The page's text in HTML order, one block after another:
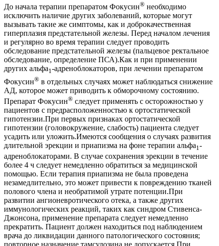
До начала терапии препаратом Фокусин® необходимо
исключить наличие других заболеваний, которые могут
вызывать такие же симптомы, как и доброкачественная
гиперплазия предстательной железы. Перед началом лечения
и регулярно во время терапии следует проводить
обследование предстательной железы (пальцевое ректальное
обследование, определение ПСА).Как и при применении
других альфа1-адреноблокаторов, при лечении препаратом
Фокусин® в отдельных случаях может наблюдаться снижение
АД, которое может приводить к обморочному состоянию.
Препарат Фокусин® следует применять с осторожностью у
пациентов с предрасположенностью к ортостатической
гипотензии.При первых признаках ортостатической
гипотензии (головокружение, слабость) пациента следует
усадить или уложить.Имеются сообщения о случаях развития
длительной эрекции и приапизма на фоне терапии альфа1-
адреноблокаторами. В случае сохранения эрекции в течение
более 4 ч следует немедленно обратиться за медицинской
помощью. Если терапия приапизма не была проведена
незамедлительно, это может привести к повреждению тканей
полового члена и необратимой утрате потенции.При
развитии ангионевротического отека, а также других
иммунологических реакций, таких как синдром Стивенса-
Джонсона, применение препарата следует немедленно
прекратить. Пациент должен находиться под наблюдением
врача до ликвидации данного патологического состояния;